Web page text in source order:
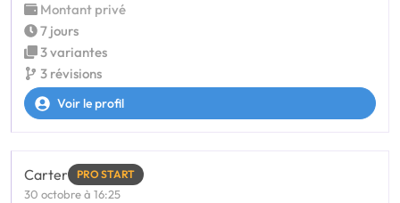
Montant privé
7 jours
3 variantes
3 révisions
Voir le profil
Carter PRO START
30 octobre à 16:25